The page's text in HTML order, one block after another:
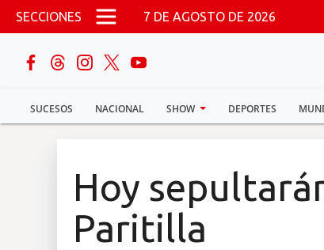
Pasar al contenido principal
SECCIONES 7 DE AGOSTO DE 2026
SUCESOS NACIONAL SHOW DEPORTES
buscar
Sucesos
Hoy
Paritilla